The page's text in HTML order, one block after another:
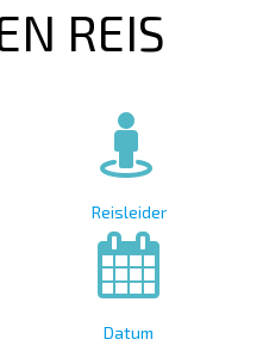
REIS
Reisleider
Datum